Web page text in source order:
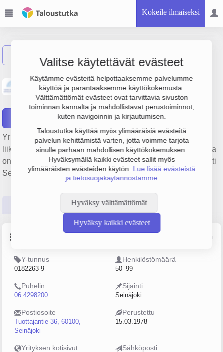
Kokeile ilmaiseksi
Valitse käytettävät evästeet
Käytämme evästeitä helpottaaksemme palvelumme
käyttöä ja parantaaksemme käyttökokemusta.
Välttämättömät evästeet ovat tarvittavia sivuston
toiminnan kannalta ja mahdollistavat perustoiminnot,
kuten navigoinnin ja kirjautumisen.
Taloustutka käyttää myös ylimääräisiä evästeitä
palvelun kehittämistä varten, jotta voimme tarjota
sinulle parhaan mahdollisen käyttökokemuksen.
Hyväksymällä kaikki evästeet sallit myös
ylimääräisten evästeiden käytön. Lue lisää evästeistä
ja tietosuojakäytännöstämme
Hyväksy välttämättömät
Hyväksy kaikki evästeet
Provina Tekstiilipalvelut -
Textilservice Oy
Yrityksen Provina Tekstiilipalvelut - Textilservice Oy
liikevaihto on 10.2 milj. € ja tulos 925 000 €. Sen päätoimiala
on Pesulapalvelut yrityksille, perustamisvuosi 1978 ja sijainti
Seinäjoki. Yrityksen yhtiömuoto Osakeyhtiö (OY).
Tilinpäätösluvut Päättäjätiedot
Lähde: YTJ, PRH, Traficom
Y-tunnus
0182263-9
Henkilöstömäärä
50–99
Puhelin
06 4298200
Sijainti
Seinäjoki
Postiosoite
Tuottajantie 36, 60100,
Seinäjoki
Perustettu
15.03.1978
Yrityksen kotisivut Sähköposti